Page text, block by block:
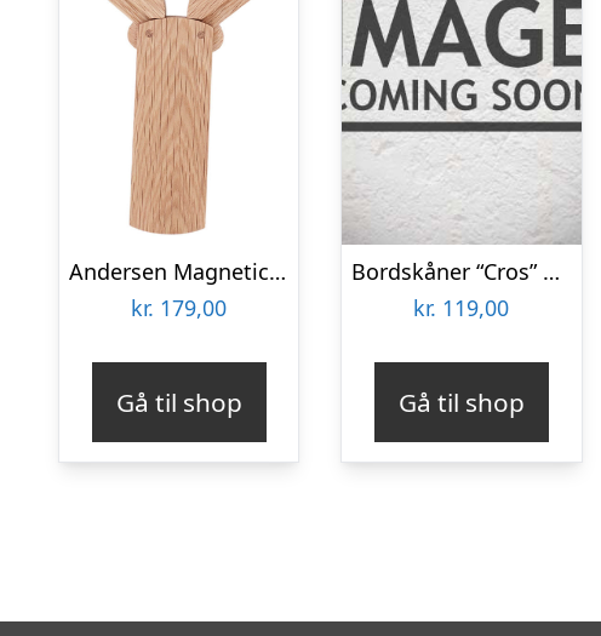
Andersen Magnetic Bordskåner
kr. 179,00
Gå til shop
Bordskåner “Cros” gråt jern – House Doctor
kr. 119,00
Gå til shop